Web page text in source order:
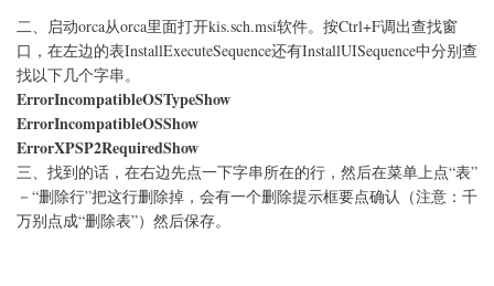
2009
在
二、启动orca从orca里面打开kis.sch.msi软件。按Ctrl+F调出查找窗
口，在左边的表InstallExecuteSequence还有InstallUISequence中分别查
找以下几个字串。
ErrorIncompatibleOSTypeShow
ErrorIncompatibleOSShow
ErrorXPSP2RequiredShow
三、找到的话，在右边先点一下字串所在的行，然后在菜单上点“表”
－“删除行”把这行删除掉，会有一个删除提示框要点确认（注意：千
万别点成“删除表”）然后保存。